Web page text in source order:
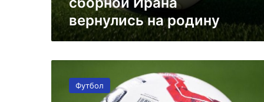
вернулись на родину
членовФутбол